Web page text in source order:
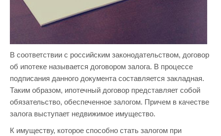
В соответствии с российским законодательством, договор
об ипотеке называется договором залога. В процессе
подписания данного документа составляется закладная.
Таким образом, ипотечный договор представляет собой
обязательство, обеспеченное залогом. Причем в качестве
залога выступает недвижимое имущество.
К имуществу, которое способно стать залогом при